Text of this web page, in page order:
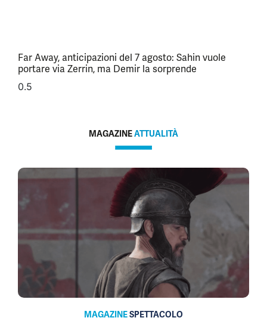
Far Away, anticipazioni del 7 agosto: Sahin vuole
portare via Zerrin, ma Demir la sorprende
MAGAZINEATTUALITÀ
MAGAZINESPETTACOLO